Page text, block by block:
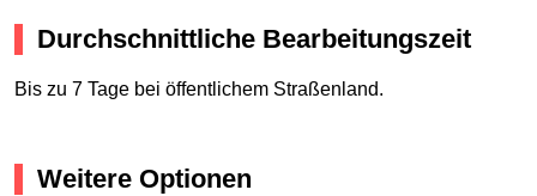
Durchschnittliche Bearbeitungszeit
Bis zu 7 Tage bei öffentlichem Straßenland.
Weitere Optionen